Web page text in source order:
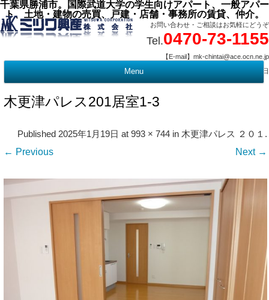
千葉県勝浦市。国際武道大学の学生向けアパート、一般アパー
ト、土地・建物の売買、戸建・店舗・事務所の賃貸、仲介。
お問い合わせ・ご相談はお気軽にどうぞ
Tel.0470-73-1155
【E-mail】mk-chintai@ace.ocn.ne.jp
【営業時間】09:00 ～ 17:15 【定 休 日】水曜・祭日
Menu
木更津パレス201居室1-3
Published2025年1月19日 at993 × 744 in木更津パレス ２０１ .
← Previous Next →